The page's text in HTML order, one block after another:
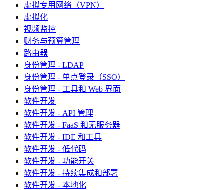
虚拟专用网络（VPN）
虚拟化
视频监控
财务与预算管理
路由器
身份管理 - LDAP
身份管理 - 单点登录（SSO）
身份管理 - 工具和 Web 界面
软件开发
软件开发 - API 管理
软件开发 - FaaS 和无服务器
软件开发 - IDE 和工具
软件开发 - 低代码
软件开发 - 功能开关
软件开发 - 持续集成和部署
软件开发 - 本地化